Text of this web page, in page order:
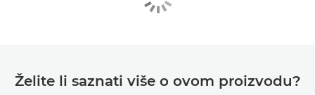
Želite li saznati više o ovom proizvodu?